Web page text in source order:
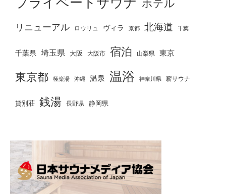
ホテル
リニューアル ロウリュ ヴィラ 京都 北海道 千葉
千葉県 埼玉県 大阪 大阪市 宿泊 山梨県 東京
東京都 極楽湯 沖縄 温泉 温浴 神奈川県 薪サウナ
貸別荘 銭湯 長野県 静岡県